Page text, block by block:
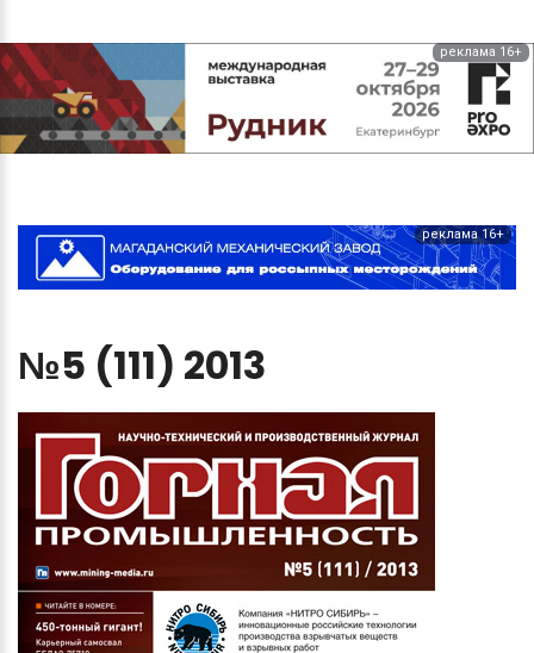
реклама 16+
реклама 16+
№5 (111) 2013